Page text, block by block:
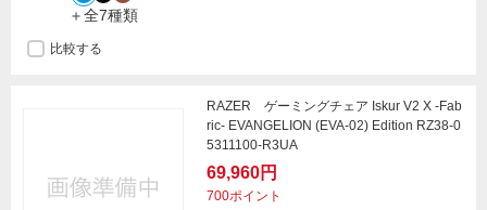
＋全7種類
比較する
RAZER ゲーミングチェア Iskur V2 X -Fab
ric- EVANGELION (EVA-02) Edition RZ38-0
5311100-R3UA
69,960円
700ポイント